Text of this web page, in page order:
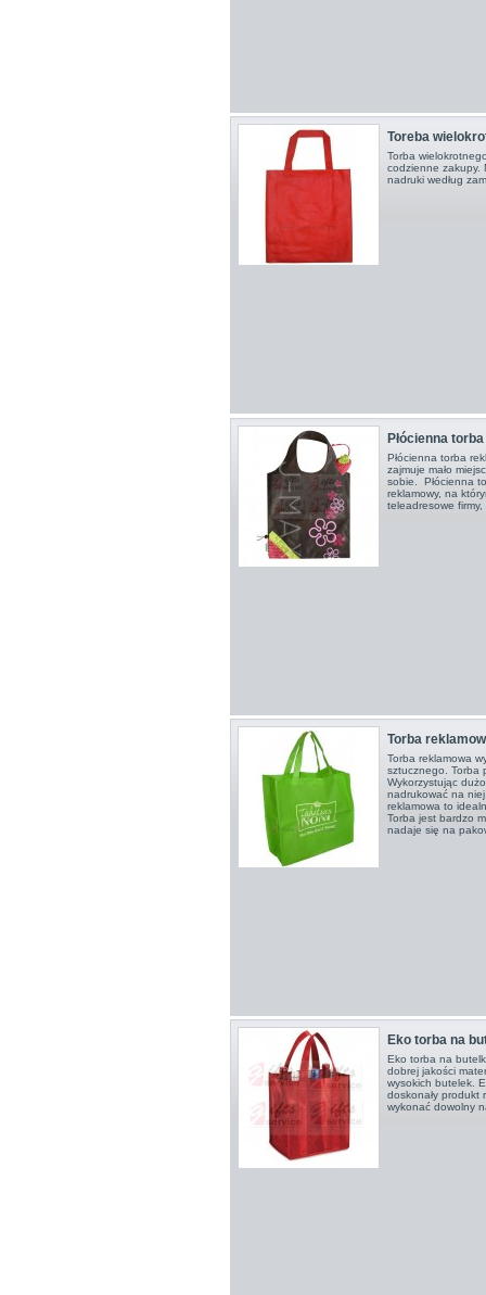
Toreba
Torba
codzienne zakupy.
nadruki według
Płócienna
Płócienna torba
zajmuje mało
sobie. Płócienna
reklamowy, na
teleadresowe
Torba
Torba reklamowa
sztucznego. Torba
Wykorzystując
nadrukować na
reklamowa to
Torba jest bardzo
nadaje się na
Eko torba na
Eko torba na
dobrej jakości
wysokich butelek.
doskonały produkt
wykonać dowolny